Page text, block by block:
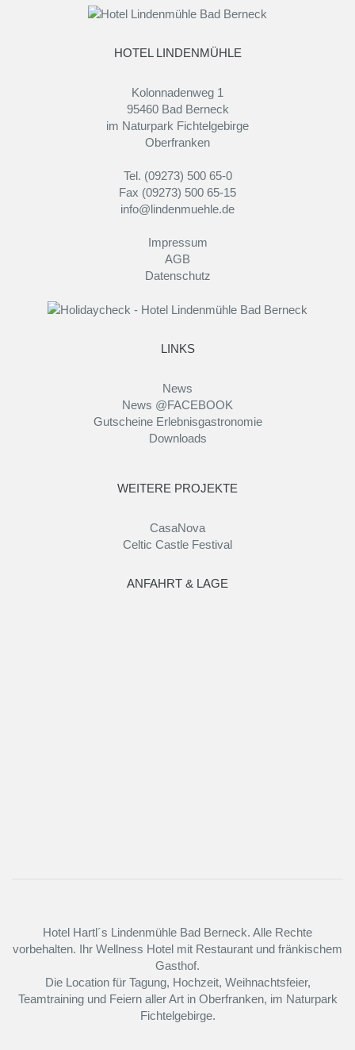
HOTEL LINDENMÜHLE
Kolonnadenweg 1
95460 Bad Berneck
im Naturpark Fichtelgebirge
Oberfranken
Tel. (09273) 500 65-0
Fax (09273) 500 65-15
info@lindenmuehle.de
Impressum
AGB
Datenschutz
LINKS
News
News @FACEBOOK
Gutscheine Erlebnisgastronomie
Downloads
WEITERE PROJEKTE
CasaNova
Celtic Castle Festival
ANFAHRT & LAGE
Hotel Hartl´s Lindenmühle Bad Berneck. Alle Rechte
vorbehalten. Ihr Wellness Hotel mit Restaurant und fränkischem
Gasthof.
Die Location für Tagung, Hochzeit, Weihnachtsfeier,
Teamtraining und Feiern aller Art in Oberfranken, im Naturpark
Fichtelgebirge.